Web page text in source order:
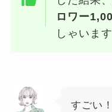
ロワー
しゃいます
すごい